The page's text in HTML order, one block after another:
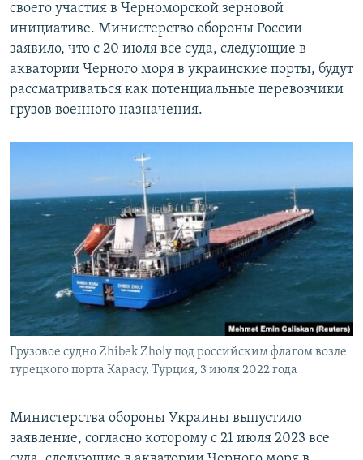
своего участия в Черноморской зерновой
инициативе. Министерство обороны России
заявило, что с 20 июля все суда, следующие в
акватории Черного моря в украинские порты, будут
рассматриваться как потенциальные перевозчики
грузов военного назначения.
Грузовое судно Zhibek Zholy под российским флагом возле
турецкого порта Карасу, Турция, 3 июля 2022 года
Министерства обороны Украины выпустило
заявление, согласно которому с 21 июля 2023 все